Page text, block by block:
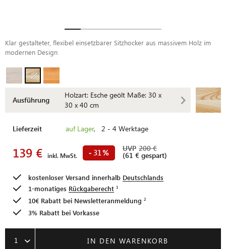
Klar gestalteter, flexibel einsetzbarer Sitzhocker aus massivem Holz im
modernen Design
Ausführung
Holzart: Esche geölt Maße: 30 x
30 x 40 cm
Lieferzeit auf Lager, 2 - 4 Werktage
139 € inkl. MwSt. - 31 %
UVP 200 €
(61 € gespart)
kostenloser Versand innerhalb Deutschlands
1-monatiges Rückgaberecht
10€ Rabatt bei Newsletteranmeldung
3% Rabatt bei Vorkasse
1 IN DEN WARENKORB